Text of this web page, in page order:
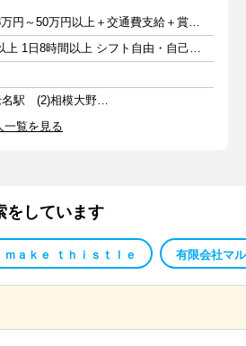
月給28万円～50万円以上＋交通費支給＋賞与年2回（7月・12月）
週5日以上 1日8時間以上 シフト自由・自己申告
(1)海老名駅 (2)相模大野駅 (3)大和駅
一覧を見る
をしています
ａｋｅ ｔｈｉｓｔｌｅ 有限会社マル